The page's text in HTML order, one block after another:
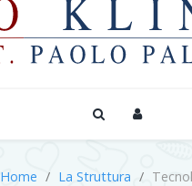
Home La Struttura